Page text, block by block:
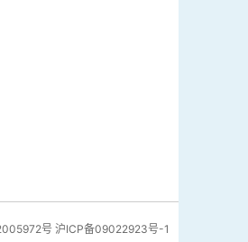
号 沪ICP备09022923号-1